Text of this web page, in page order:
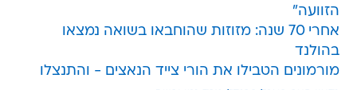
הזוועה"
אחרי 70 שנה: מזוזות שהוחבאו בשואה נמצאו
בהולנד
מורמונים הטבילו את הורי צייד הנאצים - והתנצלו